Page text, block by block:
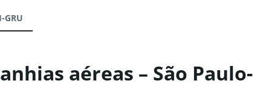
GRU
aéreas – São Paulo-